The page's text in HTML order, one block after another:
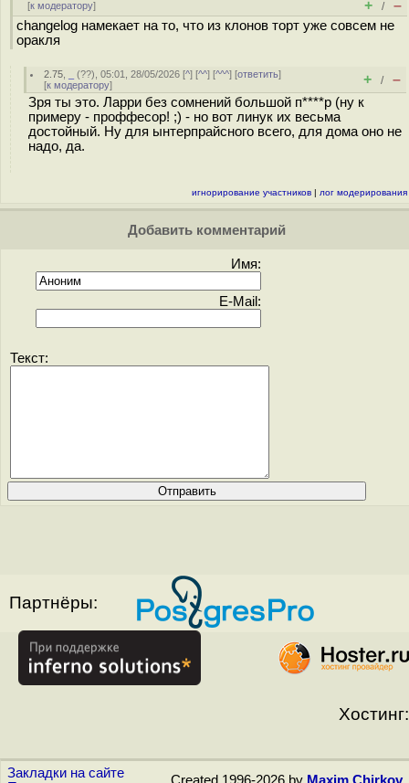
[к модератору] + / –
changelog намекает на то, что из клонов торт уже совсем не
оракля
2.75 (??), 05:01, 28/05/2026 [^] [^^] [^^^] [ответить]
[к модератору] + / –
Зря ты это. Ларри без сомнений большой п****р (ну к
примеру - проффесор! ;) - но вот линук их весьма
достойный. Ну для ынтерпрайсного всего, для дома оно не
надо, да.
игнорирование участников | лог модерирования
Добавить комментарий
Имя:
E-Mail:
Текст:
Партнёры:
Хостинг:
Закладки на сайте